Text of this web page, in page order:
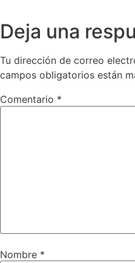
Deja una
Tu dirección de correo
campos obligatorios están
Comentario *
Nombre *